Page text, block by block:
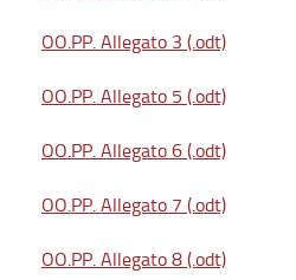
OO.PP. Allegato 3 (.odt)
OO.PP. Allegato 5 (.odt)
OO.PP. Allegato 6 (.odt)
OO.PP. Allegato 7 (.odt)
OO.PP. Allegato 8 (.odt)